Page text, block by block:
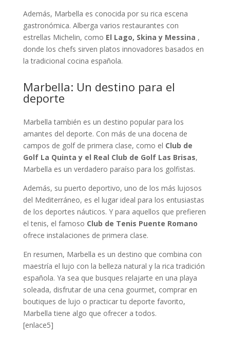
Además, Marbella es conocida por su rica escena
gastronómica. Alberga varios restaurantes con
estrellas Michelin, como El Lago, Skina y Messina ,
donde los chefs sirven platos innovadores basados en
la tradicional cocina española.
Marbella: Un destino para el
deporte
Marbella también es un destino popular para los
amantes del deporte. Con más de una docena de
campos de golf de primera clase, como el Club de
Golf La Quinta y el Real Club de Golf Las Brisas,
Marbella es un verdadero paraíso para los golfistas.
Además, su puerto deportivo, uno de los más lujosos
del Mediterráneo, es el lugar ideal para los entusiastas
de los deportes náuticos. Y para aquellos que prefieren
el tenis, el famoso Club de Tenis Puente Romano
ofrece instalaciones de primera clase.
En resumen, Marbella es un destino que combina con
maestría el lujo con la belleza natural y la rica tradición
española. Ya sea que busques relajarte en una playa
soleada, disfrutar de una cena gourmet, comprar en
boutiques de lujo o practicar tu deporte favorito,
Marbella tiene algo que ofrecer a todos.
[enlace5]